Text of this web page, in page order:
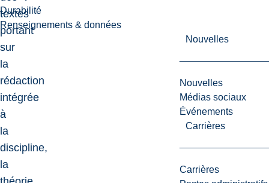
Durabilité
Renseignements & données
Nouvelles
Nouvelles
Médias sociaux
Événements
Carrières
Carrières
textes
portant
sur
la
rédaction
intégrée
à
la
discipline,
la